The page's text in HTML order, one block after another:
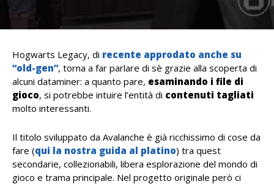
Hogwarts Legacy, di recente approdato anche su
“old-gen”, torna a far parlare di sè grazie alla scoperta di
alcuni dataminer: a quanto pare, esaminando i file di
gioco, si potrebbe intuire l’entità di contenuti tagliati
molto interessanti.
Il titolo sviluppato da Avalanche è già ricchissimo di cose da
fare (qui la nostra guida al platino) tra quest
secondarie, collezionabili, libera esplorazione del mondo di
gioco e trama principale. Nel progetto originale però ci